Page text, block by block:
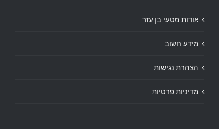
אודות מטעי בן עזר
מידע חשוב
הצהרת נגישות
מדיניות פרטיות